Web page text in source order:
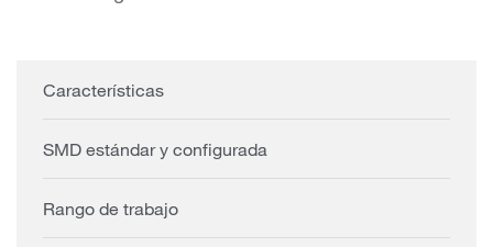
Características
SMD estándar y configurada
Rango de trabajo